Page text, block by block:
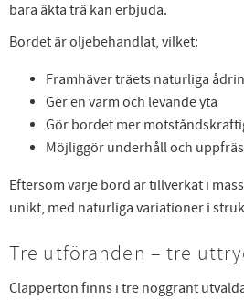
bara äkta trä kan erbjuda.
Bordet är oljebehandlat, vilket:
Framhäver träets naturliga
Ger en varm och levande yta
Gör bordet mer
Möjliggör underhåll och
Eftersom varje bord är tillverkat i
unikt, med naturliga variationer i
Tre utföranden – tre
Clapperton finns i tre noggrant